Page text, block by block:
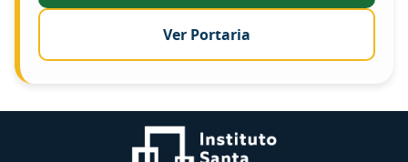
Ver Portaria